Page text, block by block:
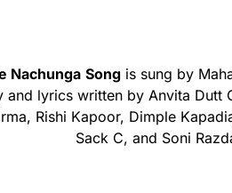
Nachunga Song is sung by
and lyrics written by Anvita Dutt
Rishi Kapoor, Dimple
Sack C, and Soni